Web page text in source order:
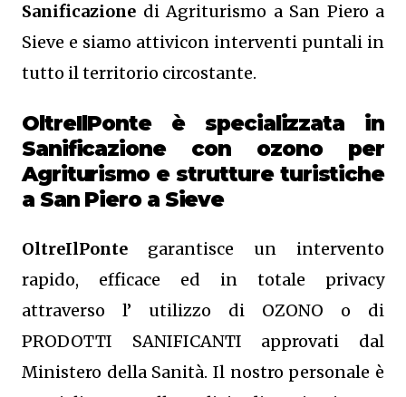
Sanificazione di Agriturismo a San Piero a
Sieve e siamo attivicon interventi puntali in
tutto il territorio circostante.
OltreIlPonte è specializzata in
Sanificazione con ozono per
Agriturismo e strutture turistiche
a San Piero a Sieve
OltreIlPonte garantisce un intervento
rapido, efficace ed in totale privacy
attraverso l’ utilizzo di OZONO o di
PRODOTTI SANIFICANTI approvati dal
Ministero della Sanità. Il nostro personale è